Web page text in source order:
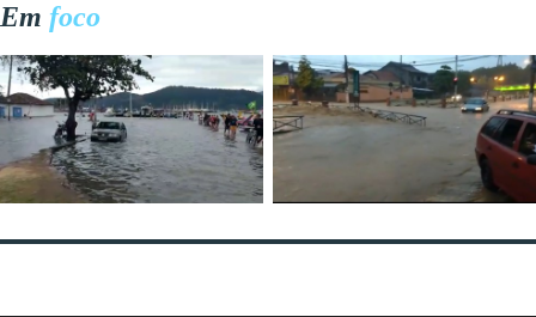
Em foco